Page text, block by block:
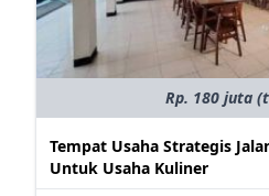
Rp. 180 juta
Tempat Usaha Strategis
Untuk Usaha Kuliner